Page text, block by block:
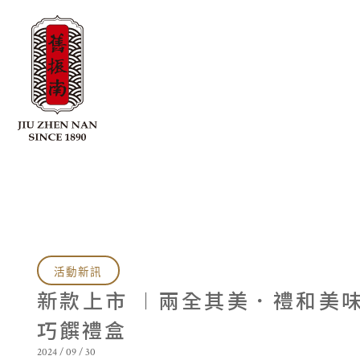
活動新訊
新款上市 ︱兩全其美．禮和美
巧饌禮盒
2024 / 09 / 30